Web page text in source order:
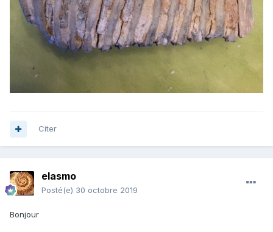
Citer
elasmo
Posté(e) 30 octobre 2019
Bonjour